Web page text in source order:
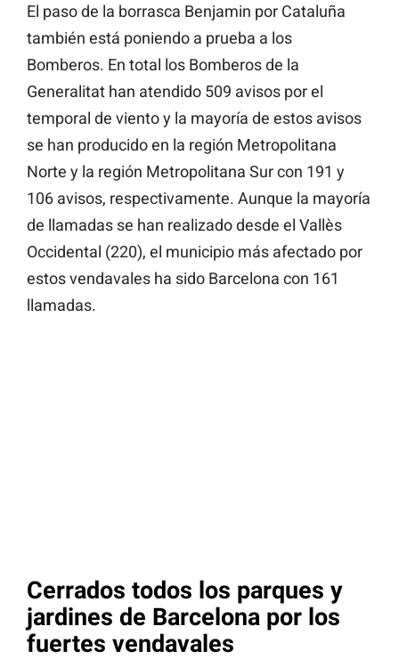
El paso de la borrasca Benjamin por Cataluña
también está poniendo a prueba a los
Bomberos. En total los Bomberos de la
Generalitat han atendido 509 avisos por el
temporal de viento y la mayoría de estos avisos
se han producido en la región Metropolitana
Norte y la región Metropolitana Sur con 191 y
106 avisos, respectivamente. Aunque la mayoría
de llamadas se han realizado desde el Vallès
Occidental (220), el municipio más afectado por
estos vendavales ha sido Barcelona con 161
llamadas.
Cerrados todos los parques y
jardines de Barcelona por los
fuertes vendavales